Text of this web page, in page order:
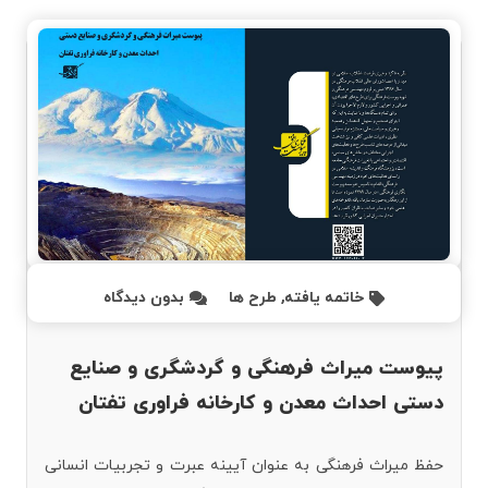
خاتمه یافته, طرح ها بدون دیدگاه
پیوست میراث فرهنگی و گردشگری و صنایع
دستی احداث معدن و کارخانه فراوری تفتان
حفظ میراث فرهنگی به عنوان آیینه عبرت و تجربیات انسانی